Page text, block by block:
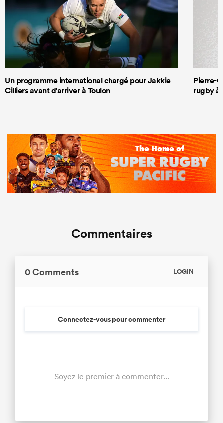
Un programme international chargé pour Jakkie
Cilliers avant d'arriver à Toulon
Pierre-
rugby à
Commentaires
0 Comments LOGIN
Connectez-vous pour commenter
Soyez le premier à commenter...